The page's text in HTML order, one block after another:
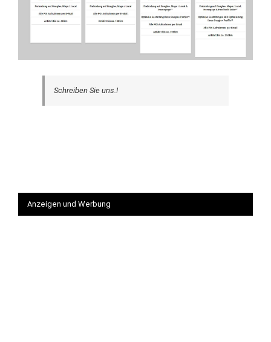
Schreiben Sie uns.!
Anzeigen und Werbung